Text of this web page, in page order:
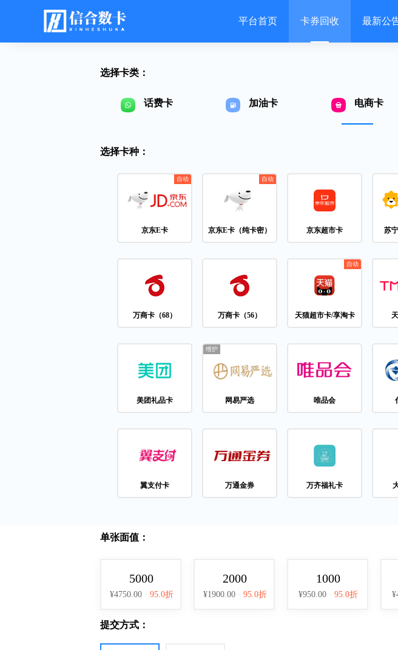
平台首页 卡券回收 最新公
选择卡类：
话费卡 加油卡 电商卡
选择卡种：
京东E卡 京东E卡（纯卡密） 京东超市卡 苏
万商卡（68） 万商卡（56） 天猫超市卡/享淘卡
美团礼品卡 网易严选 唯品会
翼支付卡 万通金券 万齐福礼卡
单张面值：
5000
¥4750.00 · 95.0折
2000
¥1900.00 · 95.0折
1000
¥950.00 · 95.0折
提交方式：